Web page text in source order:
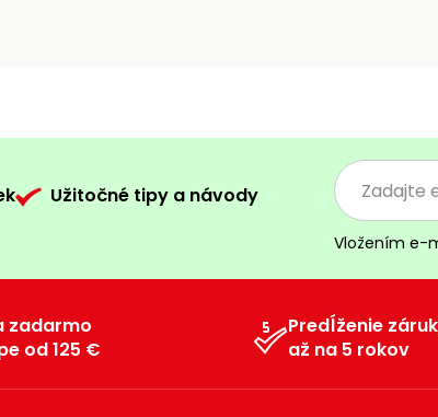
Užitočné tipy a návody
Vložením e-
zadarmo
od 125 €
Predĺženie
až na 5 rokov